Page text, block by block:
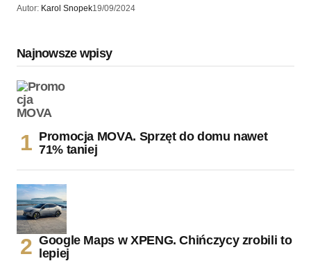
Autor: Karol Snopek19/09/2024
Najnowsze wpisy
Promocja MOVA. Sprzęt do domu nawet
71% taniej
Google Maps w XPENG. Chińczycy zrobili to
lepiej